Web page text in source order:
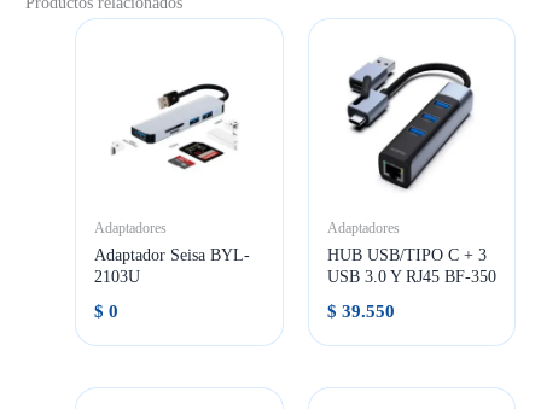
Adaptadores
Adaptador Seisa BYL-
2103U
$ 0
Adaptadores
HUB USB/TIPO C + 3
USB 3.0 Y RJ45 BF-350
$ 39.550